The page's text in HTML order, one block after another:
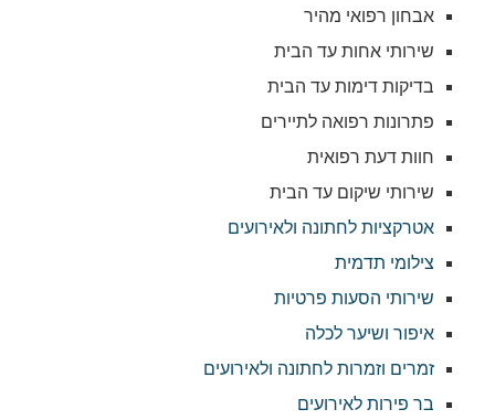
אבחון רפואי מהיר
שירותי אחות עד הבית
בדיקות דימות עד הבית
פתרונות רפואה לתיירים
חוות דעת רפואית
שירותי שיקום עד הבית
אטרקציות לחתונה ולאירועים
צילומי תדמית
שירותי הסעות פרטיות
איפור ושיער לכלה
זמרים וזמרות לחתונה ולאירועים
בר פירות לאירועים